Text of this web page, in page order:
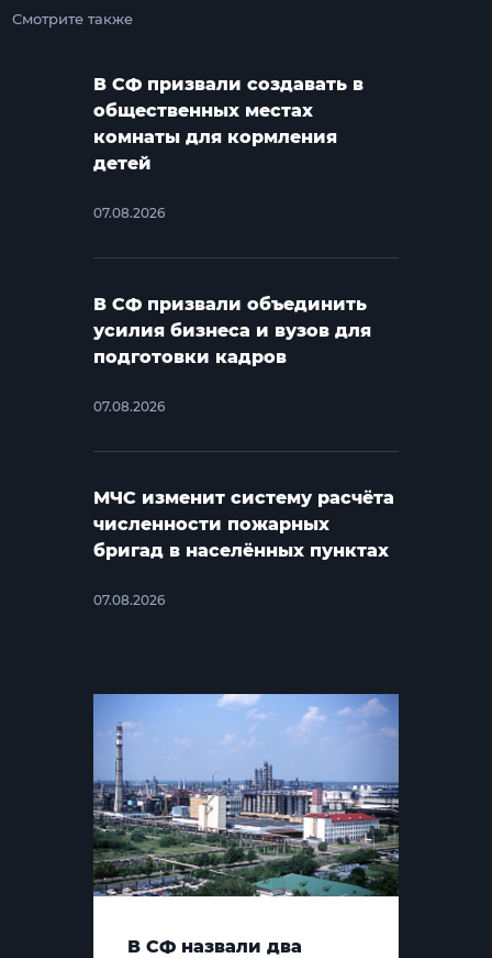
Смотрите также
В СФ призвали создавать в
общественных местах
комнаты для кормления
детей
07.08.2026
В СФ призвали объединить
усилия бизнеса и вузов для
подготовки кадров
07.08.2026
МЧС изменит систему расчёта
численности пожарных
бригад в населённых пунктах
07.08.2026
В СФ назвали два